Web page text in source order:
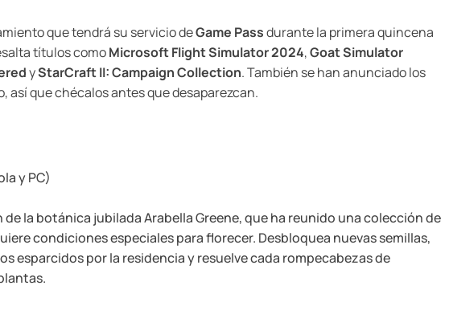
que tendrá su servicio deGame Passdurante la primera quincena
títulos comoMicrosoft Flight Simulator 2024,Goat Simulator
yStarCraft II: Campaign Collection. También se han anunciado los
así que chécalos antes que desaparezcan.
y PC)
la botánica jubilada Arabella Greene, que ha reunido una colección de
condiciones especiales para florecer. Desbloquea nuevas semillas,
esparcidos por la residencia y resuelve cada rompecabezas de